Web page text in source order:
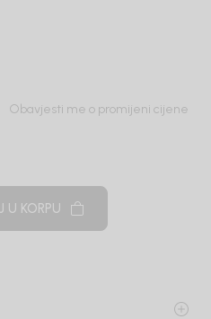
Obavjesti me o promijeni cijene
U KORPU